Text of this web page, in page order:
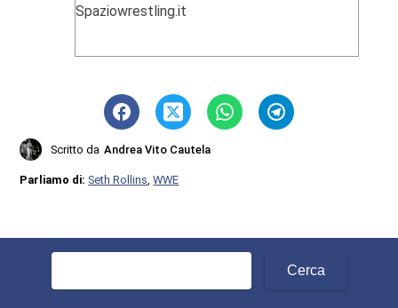
Spaziowrestling.it
Scritto da Andrea Vito Cautela
Parliamo di:Seth Rollins ,WWE